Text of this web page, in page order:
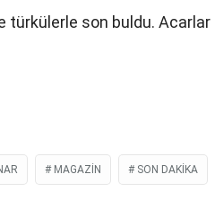
türkülerle son buldu. Acarlar
MAGAZIN SON DAKIKA